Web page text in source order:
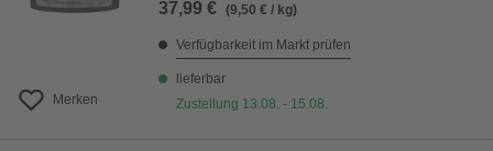
Merken
37,99 € (9,50 € / kg)
Verfügbarkeit im Markt prüfen
lieferbar
Zustellung 13.08. - 15.08.